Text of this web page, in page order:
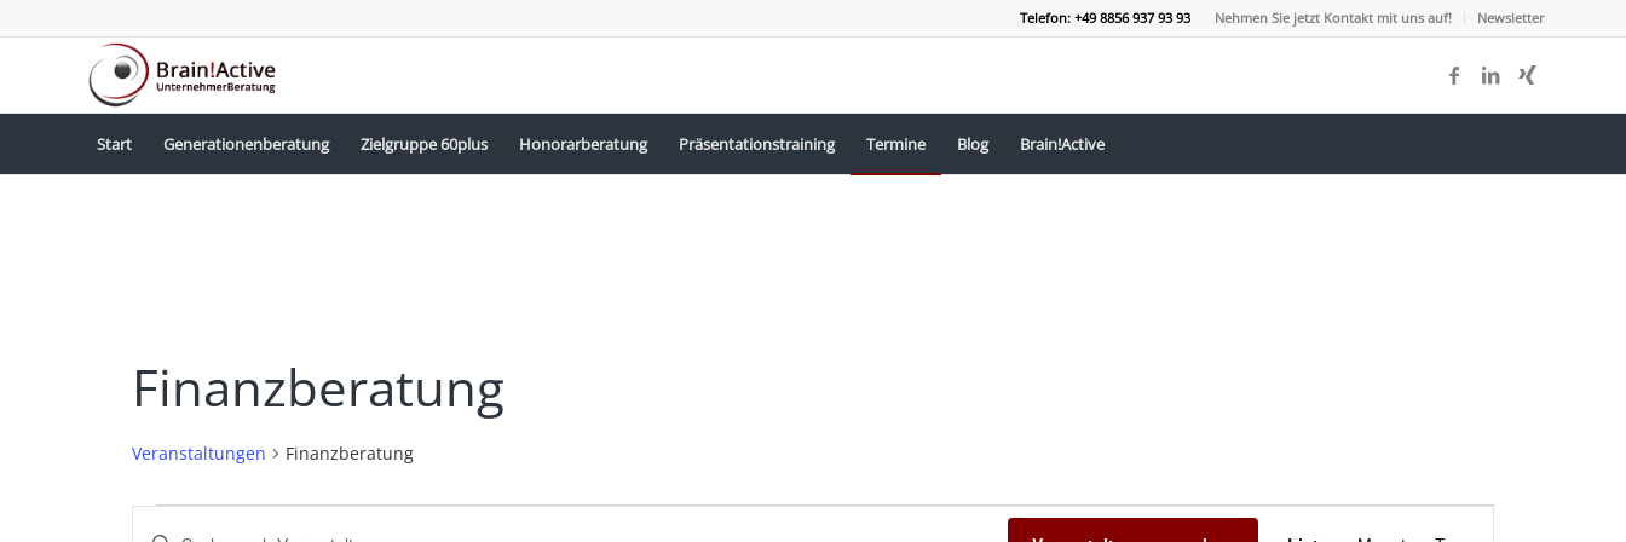
Nehmen Sie jetzt Kontakt mit uns auf! Newsletter
Telefon: +49 8856 937 93 93
Start Generationenberatung Zielgruppe 60plus Honorarberatung Präsentationstraining Termine Blog Brain!Active
Finanzberatung
Veranstaltungen Finanzberatung
Veranstaltungen
Veranstaltungen
Bitte